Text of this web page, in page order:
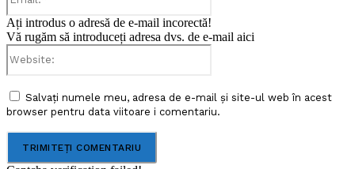
Ați introdus o adresă de e-mail incorectă!
Vă rugăm să introduceți adresa dvs. de e-mail aici
Salvați numele meu, adresa de e-mail și site-ul web în acest
browser pentru data viitoare i comentariu.